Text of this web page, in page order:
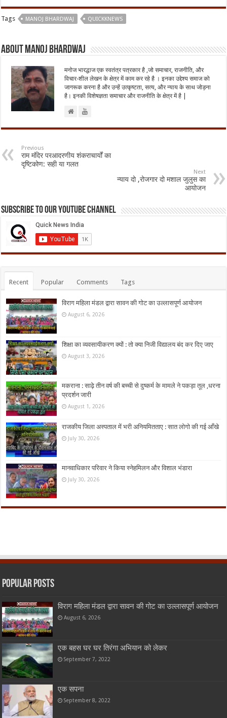
Tags MANOJ BHARDWAJ QUICKKNEWS
About Manoj Bhardwaj
मनोज भारद्धाज एक स्वतंत्र पत्रकार है ,जो समाचार, राजनीति, और
विचार-शील लेखन के क्षेत्र में काम कर रहे है । इनका उद्देश्य समाज को
जागरूक करना है और उन्हें उत्कृष्टता, सत्य, और न्याय के साथ जोड़ना
है। इनकी विशेषज्ञता समाचार और राजनीति के क्षेत्र में है |
Previous
राम मंदिर परआदरणीय शंकराचार्यों का
दृष्टिकोण: सही या गलत
Next
न्याय दो ,रोजगार दो मशाल जुलुस का
आयोजन
Subscribe to our Youtube Channel
Recent Popular Comments Tags
विराग महिला मंडल द्वारा सावन की गोट का उल्लासपूर्ण आयोजन
August 6, 2026
शिक्षा का व्यवसायीकरण क्यों : तो क्या निजी विद्यालय बंद कर दिए जाए
August 3, 2026
मकराना : साढ़े तीन वर्ष की बच्ची से दुष्कर्म के मामले ने पकड़ा तूल ,धरना
प्रदर्शन जारी
August 1, 2026
राजकीय जिला अस्पताल में भरी अनियमितताए : सात लोगो की गई आँखे
July 30, 2026
मानवाधिकार परिवार ने किया स्नेहमिलन और विशाल भंडारा
July 30, 2026
Popular Posts
विराग महिला मंडल द्वारा सावन की गोट का उल्लासपूर्ण आयोजन
August 6, 2026
एक बहस घर घर तिरंगा अभियान को लेकर
September 7, 2022
एक सपना
September 8, 2022